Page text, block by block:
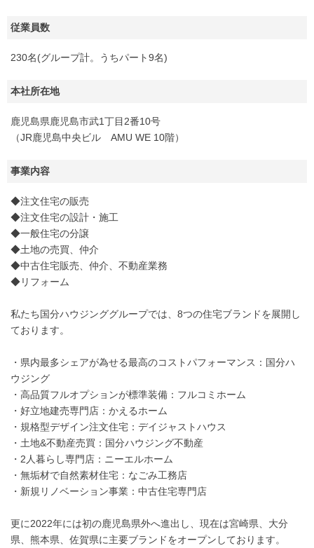
従業員数
230名(グループ計。うちパート9名)
本社所在地
鹿児島県鹿児島市武1丁目2番10号
（JR鹿児島中央ビル AMU WE 10階）
事業内容
◆注文住宅の販売
◆注文住宅の設計・施工
◆一般住宅の分譲
◆土地の売買、仲介
◆中古住宅販売、仲介、不動産業務
◆リフォーム
私たち国分ハウジンググループでは、8つの住宅ブランドを展開し
ております。
・県内最多シェアが為せる最高のコストパフォーマンス：国分ハ
ウジング
・高品質フルオプションが標準装備：フルコミホーム
・好立地建売専門店：かえるホーム
・規格型デザイン注文住宅：デイジャストハウス
・土地&不動産売買：国分ハウジング不動産
・2人暮らし専門店：ニーエルホーム
・無垢材で自然素材住宅：なごみ工務店
・新規リノベーション事業：中古住宅専門店
更に2022年には初の鹿児島県外へ進出し、現在は宮崎県、大分
県、熊本県、佐賀県に主要ブランドをオープンしております。